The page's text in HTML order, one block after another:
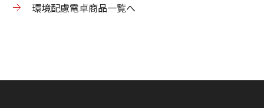
環境配慮電卓商品一覧へ